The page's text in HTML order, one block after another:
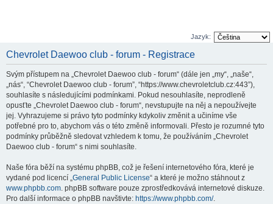
Jazyk:
Chevrolet Daewoo club - forum - Registrace
Svým přístupem na „Chevrolet Daewoo club - forum“ (dále jen „my“, „naše“,
„nás“, “Chevrolet Daewoo club - forum”, “https://www.chevroletclub.cz:443”),
souhlasíte s následujícími podmínkami. Pokud nesouhlasíte, neprodleně
opusťte „Chevrolet Daewoo club - forum“, nevstupujte na něj a nepoužívejte
jej. Vyhrazujeme si právo tyto podmínky kdykoliv změnit a učiníme vše
potřebné pro to, abychom vás o této změně informovali. Přesto je rozumné tyto
podmínky průběžně sledovat vzhledem k tomu, že používáním „Chevrolet
Daewoo club - forum“ s nimi souhlasíte.
Naše fóra běží na systému phpBB, což je řešení internetového fóra, které je
vydané pod licencí „General Public License“ a které je možno stáhnout z
www.phpbb.com. phpBB software pouze zprostředkovává internetové diskuze.
Pro další informace o phpBB navštivte: https://www.phpbb.com/.